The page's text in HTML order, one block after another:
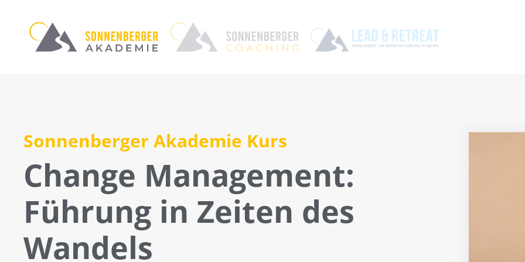
Sonnenberger Akademie Kurs
Change Management:
Führung in Zeiten des
Wandels